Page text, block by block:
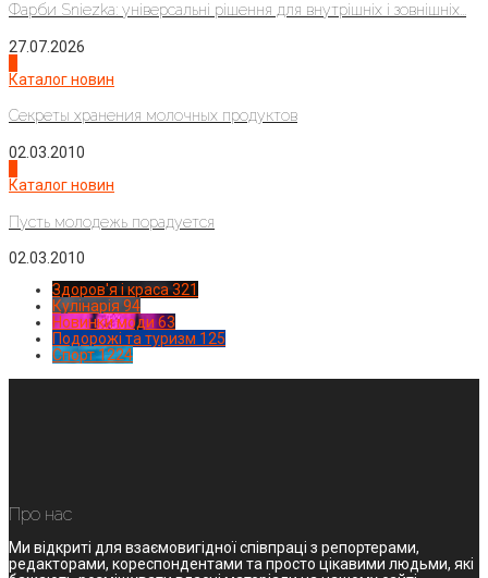
Фарби Sniezka: універсальні рішення для внутрішніх і зовнішніх...
27.07.2026
Каталог новин
Секреты хранения молочных продуктов
02.03.2010
Каталог новин
Пусть молодежь порадуется
02.03.2010
Здоров'я і краса 321
Кулінарія 94
Новинки моди 63
Подорожі та туризм 125
Спорт1224
Про нас
Ми відкриті для взаємовигідної співпраці з репортерами,
редакторами, кореспондентами та просто цікавими людьми, які